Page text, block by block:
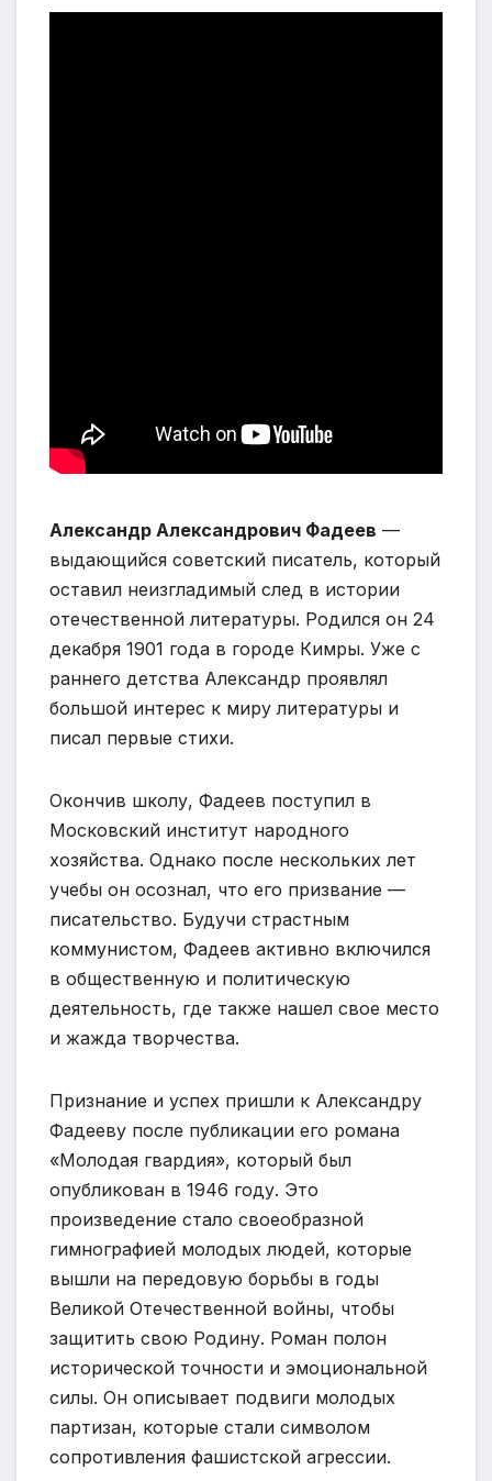
Александр Александрович Фадеев —
выдающийся советский писатель, который
оставил неизгладимый след в истории
отечественной литературы. Родился он 24
декабря 1901 года в городе Кимры. Уже с
раннего детства Александр проявлял
большой интерес к миру литературы и
писал первые стихи.
Окончив школу, Фадеев поступил в
Московский институт народного
хозяйства. Однако после нескольких лет
учебы он осознал, что его призвание —
писательство. Будучи страстным
коммунистом, Фадеев активно включился
в общественную и политическую
деятельность, где также нашел свое место
и жажда творчества.
Признание и успех пришли к Александру
Фадееву после публикации его романа
«Молодая гвардия», который был
опубликован в 1946 году. Это
произведение стало своеобразной
гимнографией молодых людей, которые
вышли на передовую борьбы в годы
Великой Отечественной войны, чтобы
защитить свою Родину. Роман полон
исторической точности и эмоциональной
силы. Он описывает подвиги молодых
партизан, которые стали символом
сопротивления фашистской агрессии.